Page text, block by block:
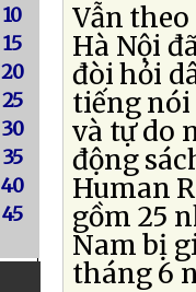
10
15
20
25
30
35
40
45
Vẫn
Hà Nội
đòi hỏi
tiếng nói
và tự do
động
Human
gồm 25
Nam bị
tháng 6